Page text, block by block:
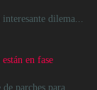
dilema...
en fase
parches para